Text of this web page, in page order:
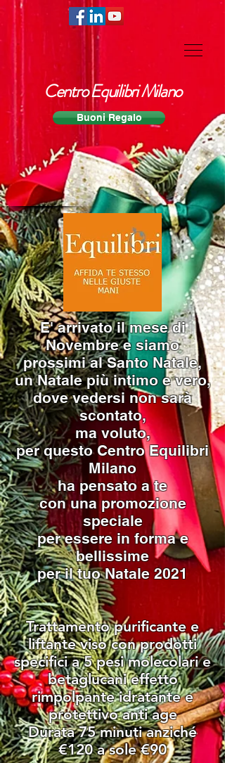
Centro Equilibri Milano
Buoni Regalo
E' arrivato il mese di
Novembre e siamo
prossimi al Santo Natale,
un Natale più intimo e vero,
dove vedersi non sarà
scontato,
ma voluto,
per questo Centro Equilibri
Milano
ha pensato a te
con una promozione
speciale
per essere in forma e
bellissime
per il tuo Natale 2021
Trattamento purificante e
liftante viso con prodotti
specifici a 5 pesi molecolari e
betaglucani effetto
rimpolpante idratante e
protettivo anti age
Durata 75 minuti anziché
€120 a sole €90